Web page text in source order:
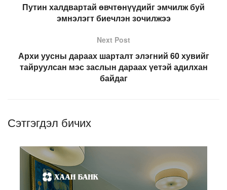
Путин халдвартай өвчтөнүүдийг эмчилж буй
эмнэлэгт биечлэн зочилжээ
Next Post
Архи уусны дараах шарталт элэгний 60 хувийг
тайруулсан мэс заслын дараах үетэй адилхан
байдаг
Сэтгэгдэл бичих